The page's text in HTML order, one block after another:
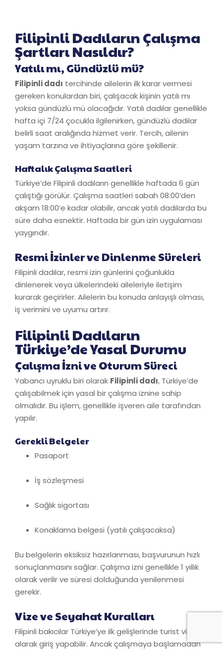
Filipinli Dadıların Çalışma
Şartları Nasıldır?
Yatılı mı, Gündüzlü mü?
Filipinli dadı tercihinde ailelerin ilk karar vermesi
gereken konulardan biri, çalışacak kişinin yatılı mı
yoksa gündüzlü mü olacağıdır. Yatılı dadılar genellikle
hafta içi 7/24 çocukla ilgilenirken, gündüzlü dadılar
belirli saat aralığında hizmet verir. Tercih, ailenin
yaşam tarzına ve ihtiyaçlarına göre şekillenir.
Haftalık Çalışma Saatleri
Türkiye’de Filipinli dadıların genellikle haftada 6 gün
çalıştığı görülür. Çalışma saatleri sabah 08:00’den
akşam 18:00’e kadar olabilir, ancak yatılı dadılarda bu
süre daha esnektir. Haftada bir gün izin uygulaması
yaygındır.
Resmi İzinler ve Dinlenme Süreleri
Filipinli dadılar, resmi izin günlerini çoğunlukla
dinlenerek veya ülkelerindeki aileleriyle iletişim
kurarak geçirirler. Ailelerin bu konuda anlayışlı olması,
iş verimini ve uyumu artırır.
Filipinli Dadıların
Türkiye’de Yasal Durumu
Çalışma İzni ve Oturum Süreci
Yabancı uyruklu biri olarak Filipinli dadı, Türkiye’de
çalışabilmek için yasal bir çalışma iznine sahip
olmalıdır. Bu işlem, genellikle işveren aile tarafından
yapılır.
Gerekli Belgeler
Pasaport
İş sözleşmesi
Sağlık sigortası
Konaklama belgesi (yatılı çalışacaksa)
Bu belgelerin eksiksiz hazırlanması, başvurunun hızlı
sonuçlanmasını sağlar. Çalışma izni genellikle 1 yıllık
olarak verilir ve süresi dolduğunda yenilenmesi
gerekir.
Vize ve Seyahat Kuralları
Filipinli bakıcılar Türkiye’ye ilk gelişlerinde turist vizesi
alarak giriş yapabilir. Ancak çalışmaya başlamadan